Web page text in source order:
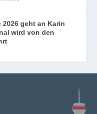
geht an Karin
wird von den